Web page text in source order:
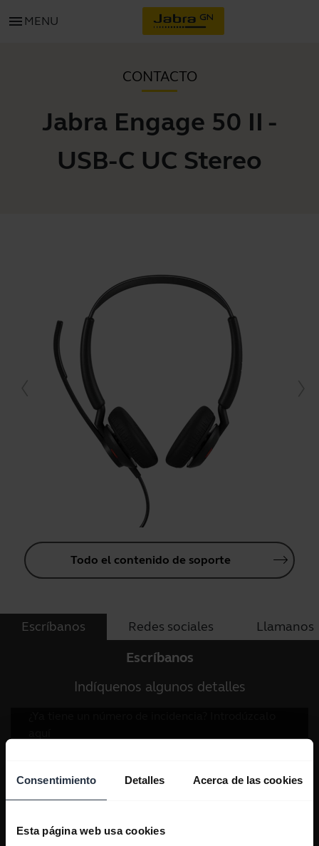
Consentimiento Detalles Acerca de las cookies
Esta página web usa cookies
menu MENU
CONTACTO
Jabra Engage 50 II -
USB-C UC Stereo
Todo el contenido de soporte
Escríbanos Redes sociales Llamanos
Escríbanos
Indíquenos algunos detalles